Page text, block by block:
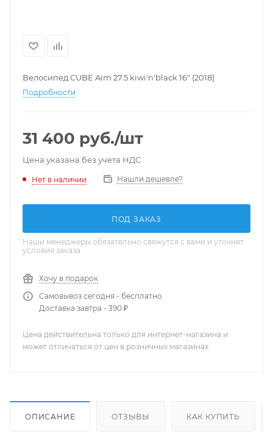
Велосипед CUBE Aim 27.5 kiwi'n'black 16" (2018)
Подробности
31 400 руб./шт
Цена указана без учета НДС
Нет в наличии Нашли дешевле?
ПОД ЗАКАЗ
Наши менеджеры обязательно свяжутся с вами и уточнят
условия заказа
Хочу в подарок
Самовывоз сегодня - бесплатно
Доставка завтра - 390 ₽
Цена действительна только для интернет-магазина и
может отличаться от цен в розничных магазинах
ОПИСАНИЕ ОТЗЫВЫ КАК КУПИТЬ